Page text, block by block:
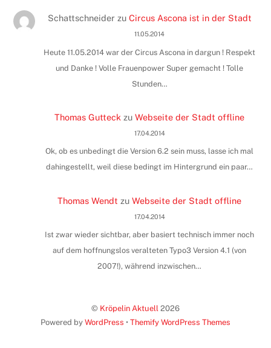
Schattschneider zu Circus Ascona ist in der Stadt
11.05.2014
Heute 11.05.2014 war der Circus Ascona in dargun ! Respekt
und Danke ! Volle Frauenpower Super gemacht ! Tolle
Stunden…
Thomas Gutteck zuWebseite der Stadt offline
17.04.2014
Ok, ob es unbedingt die Version 6.2 sein muss, lasse ich mal
dahingestellt, weil diese bedingt im Hintergrund ein paar…
Thomas Wendt zuWebseite der Stadt offline
17.04.2014
Ist zwar wieder sichtbar, aber basiert technisch immer noch
auf dem hoffnungslos veralteten Typo3 Version 4.1 (von
2007!), während inzwischen…
© Kröpelin Aktuell 2026
Powered by WordPress • Themify WordPress Themes